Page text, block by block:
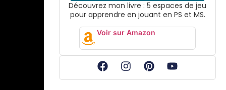
Découvrez mon livre : 5 espaces de jeu
pour apprendre en jouant en PS et MS.
Voir sur Amazon